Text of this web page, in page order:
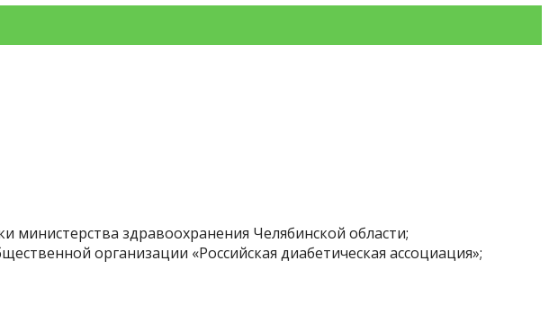
министерства здравоохранения Челябинской области;
организации «Российская диабетическая ассоциация»;